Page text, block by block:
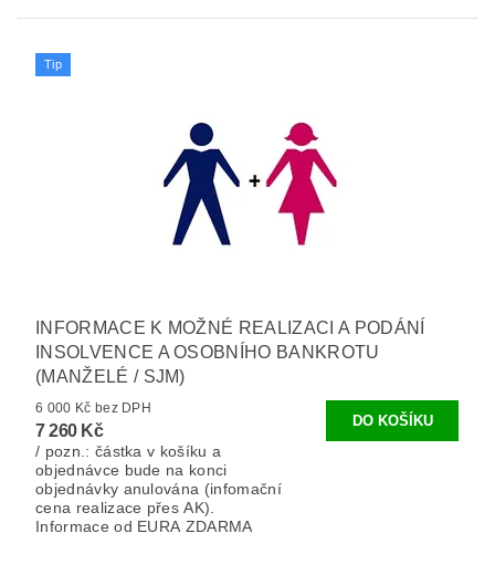
Tip
INFORMACE K MOŽNÉ REALIZACI A PODÁNÍ
INSOLVENCE A OSOBNÍHO BANKROTU
(MANŽELÉ / SJM)
6 000 Kč bez DPH
7 260 Kč
/ pozn.: částka v košíku a
objednávce bude na konci
objednávky anulována (infomační
cena realizace přes AK).
Informace od EURA ZDARMA